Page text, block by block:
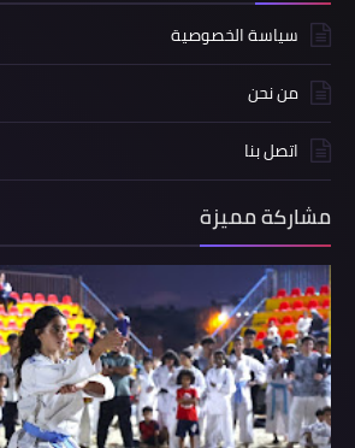
سياسة الخصوصية
من نحن
اتصل بنا
مشاركة مميزة